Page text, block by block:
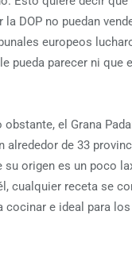
DOP no puedan
europeos
pueda parecer ni que
el Grana
alrededor de 33
origen es un poco
cualquier receta se
e ideal para